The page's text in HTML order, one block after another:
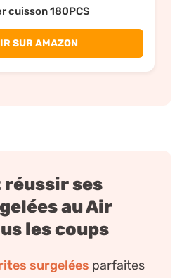
cuisson 180PCS
SUR AMAZON
réussir ses
au Air
les coups
surgelées parfaites